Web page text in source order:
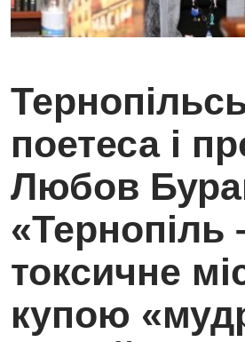
поетеса і
Любов
«Тернопіль
токсичне
купою